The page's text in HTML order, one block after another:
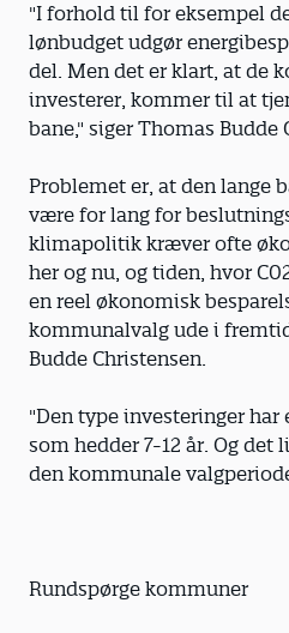
"I forhold til for eksempel
lønbudget udgør
del. Men det er klart, at de
investerer, kommer til at
bane," siger Thomas Budde
Problemet er, at den lange
være for lang for
klimapolitik kræver ofte
her og nu, og tiden, hvor
en reel økonomisk
kommunalvalg ude i
Budde Christensen.
"Den type investeringer
som hedder 7-12 år. Og det
den kommunale
Rundspørge kommuner